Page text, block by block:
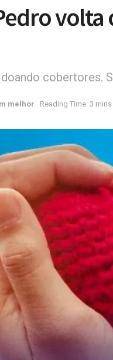
cobertores.
melhor Reading Time: 3 mins